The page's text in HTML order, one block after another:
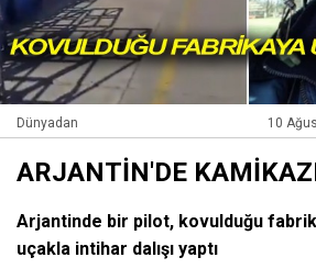
Dünyadan 10
ARJANTİN'DE
Arjantinde bir pilot, kovulduğu
uçakla intihar dalışı yaptı